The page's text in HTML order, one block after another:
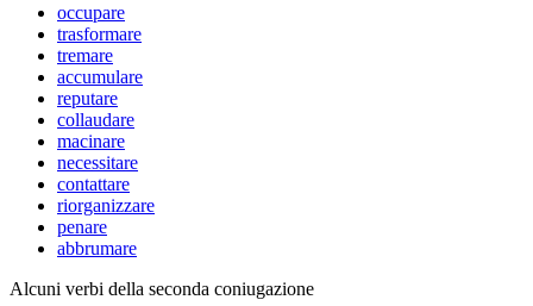
occupare
trasformare
tremare
accumulare
reputare
collaudare
macinare
necessitare
contattare
riorganizzare
penare
abbrumare
Alcuni verbi della seconda coniugazione